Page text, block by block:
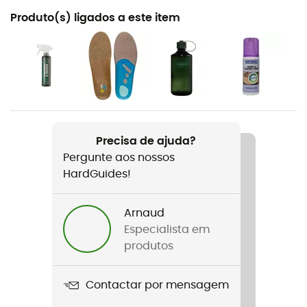
Recomendado para
Caminhada / Trekking
Género
Peso
Nome do produto
Litepeak Lady GTX®
Crampons compatíveis
Produto(s) ligados a este item
Precisa de ajuda?
Pergunte aos nossos
HardGuides!
Arnaud
Especialista em
produtos
Contactar por mensagem